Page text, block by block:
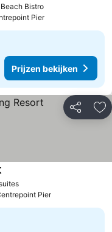
BistroPrijzen
Pier
Prijzen bekijken
Delen
Prijzen bekijken
Pier